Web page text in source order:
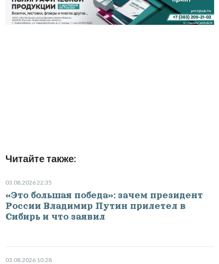
Читайте также:
03.08.2026 22:35
«Это большая победа»: зачем президент
России Владимир Путин прилетел в
Сибирь и что заявил
03.08.2026 10:28